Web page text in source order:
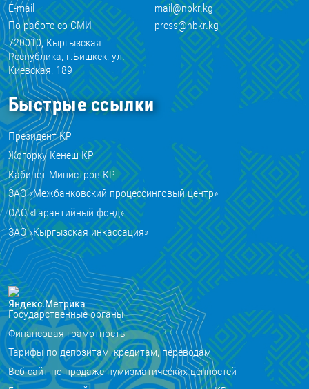
E-mail
mail@nbkr.kg
По работе со СМИ
press@nbkr.kg
720010, Кыргызская
Республика, г.Бишкек, ул.
Киевская, 189
Быстрые ссылки
Президент КР
Жогорку Кенеш КР
Кабинет Министров КР
ЗАО «Межбанковский процессинговый центр»
ОАО «Гарантийный фонд»
ЗАО «Кыргызская инкассация»
Государственные органы
Финансовая грамотность
Тарифы по депозитам, кредитам, переводам
Веб-сайт по продаже нумизматических ценностей